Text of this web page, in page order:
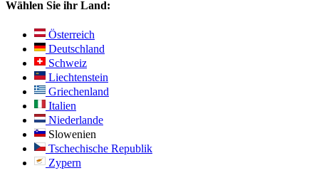
Wählen Sie ihr Land:
Österreich
Deutschland
Schweiz
Liechtenstein
Griechenland
Italien
Niederlande
Slowenien
Tschechische Republik
Zypern